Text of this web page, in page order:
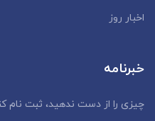
اخبار روز
خبرنامه
چیزی را از دست ندهید، ثبت نام